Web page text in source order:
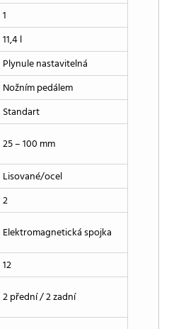
1
11,4 l
Plynule nastavitelná
Nožním pedálem
Standart
25 – 100 mm
Lisované/ocel
2
Elektromagnetická spojka
12
2 přední / 2 zadní